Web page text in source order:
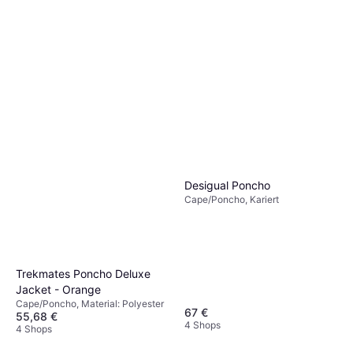
Trekmates Poncho Deluxe
Jacket - Orange
Cape/Poncho, Material: Polyester
55,68 €
4 Shops
Desigual Poncho
Cape/Poncho, Kariert
67 €
4 Shops